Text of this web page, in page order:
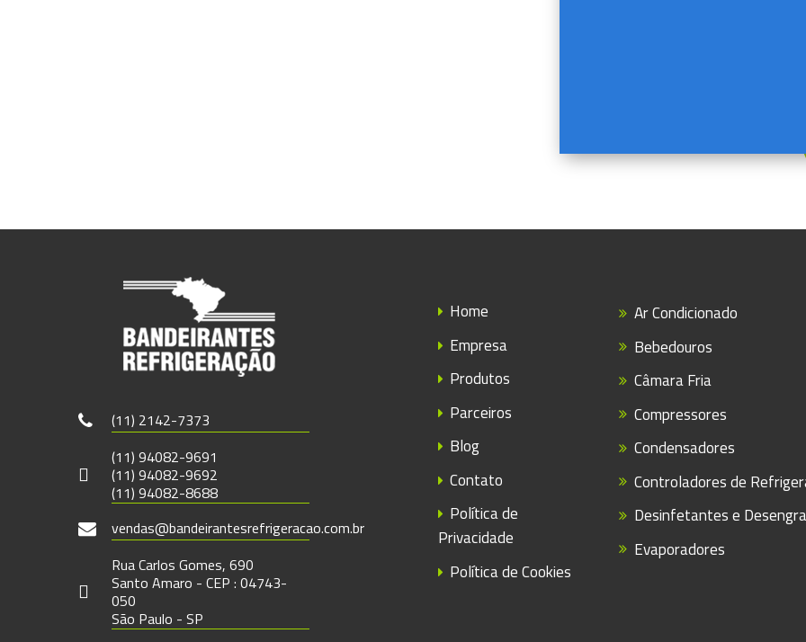
(11) 2142-7373
(11) 94082-9691
(11) 94082-9692
(11) 94082-8688
vendas@bandeirantesrefrigeracao.com.br
Rua Carlos Gomes, 690
Santo Amaro - CEP : 04743-
050
São Paulo - SP
Home
Empresa
Produtos
Parceiros
Blog
Contato
Política de
Privacidade
Política de Cookies
Ar Condicionado
Bebedouros
Câmara Fria
Compressores
Condensadores
Controladores de
Desinfetantes e
Evaporadores